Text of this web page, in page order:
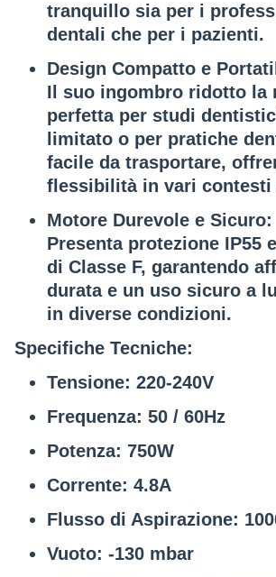
tranquillo sia per i
dentali che per i pazienti.
Design Compatto e
Il suo ingombro ridotto la
perfetta per studi
limitato o per pratiche
facile da trasportare,
flessibilità in vari contesti
Motore Durevole e Sicuro:
Presenta protezione IP55 e
di Classe F, garantendo
durata e un uso sicuro a
in diverse condizioni.
Specifiche Tecniche:
Tensione: 220-240V
Frequenza: 50 / 60Hz
Potenza: 750W
Corrente: 4.8A
Flusso di Aspirazione:
Vuoto: -130 mbar